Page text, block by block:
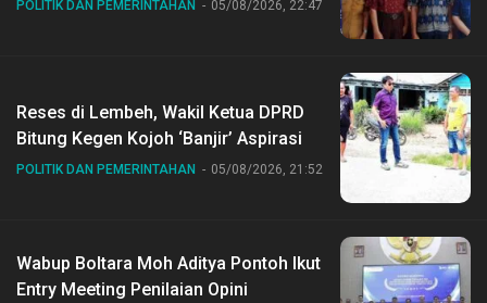
POLITIK DAN PEMERINTAHAN 05/08/2026, 22:47
Reses di Lembeh, Wakil Ketua DPRD
Bitung Kegen Kojoh ‘Banjir’ Aspirasi
POLITIK DAN PEMERINTAHAN 05/08/2026, 21:52
Wabup Boltara Moh Aditya Pontoh Ikut
Entry Meeting Penilaian Opini